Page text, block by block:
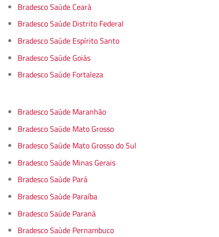
Bradesco Saúde Ceará
Bradesco Saúde Distrito Federal
Bradesco Saúde Espírito Santo
Bradesco Saúde Goiás
Bradesco Saúde Fortaleza
Bradesco Saúde Maranhão
Bradesco Saúde Mato Grosso
Bradesco Saúde Mato Grosso do Sul
Bradesco Saúde Minas Gerais
Bradesco Saúde Pará
Bradesco Saúde Paraíba
Bradesco Saúde Paraná
Bradesco Saúde Pernambuco